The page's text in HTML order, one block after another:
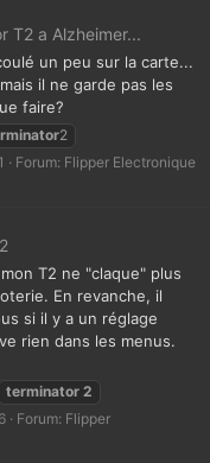
T2 a Alzheimer...
un peu sur la carte...
il ne garde pas les
faire?
2
Forum: Flipper Electronique
T2 ne "claque" plus
En revanche, il
si il y a un réglage
rien dans les menus.
terminator 2
Forum: Flipper